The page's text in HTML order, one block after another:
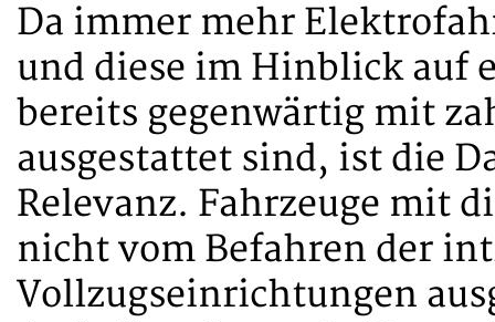
Da immer mehr
und diese im Hinblick auf
bereits gegenwärtig mit
ausgestattet sind, ist die
Relevanz. Fahrzeuge mit
nicht vom Befahren der
Vollzugseinrichtungen